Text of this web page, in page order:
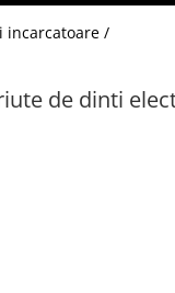
incarcatoare /
de dinti